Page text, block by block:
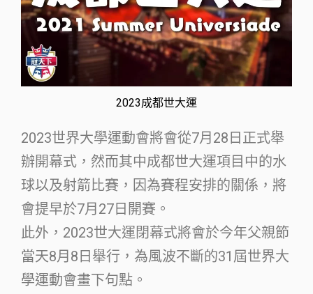
2023成都世大運
2023世界大學運動會將會從7月28日正式舉
辦開幕式，然而其中成都世大運項目中的水
球以及射箭比賽，因為賽程安排的關係，將
會提早於7月27日開賽。
此外，2023世大運閉幕式將會於今年父親節
當天8月8日舉行，為風波不斷的31屆世界大
學運動會畫下句點。